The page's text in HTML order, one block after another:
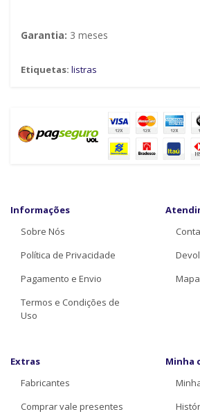
Garantia: 3 meses
Etiquetas: listras
Informações
Sobre Nós
Política de Privacidade
Pagamento e Envio
Termos e Condições de
Uso
Extras
Fabricantes
Comprar vale presentes
Minha